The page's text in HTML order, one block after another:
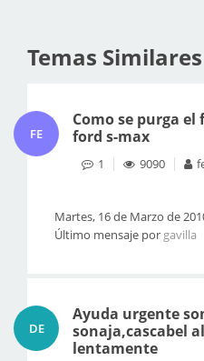
Temas Similares
FE
Como se purga
ford s-max
1 9090
Martes, 16 de Marzo de
Último mensaje por gavilla
DE
Ayuda urgente
sonaja,cascabel
lentamente